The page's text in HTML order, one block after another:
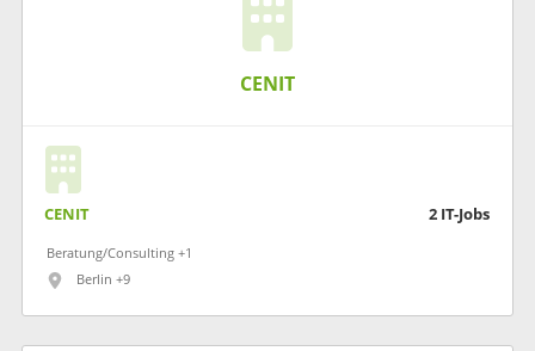
CENIT
CENIT 2 IT-Jobs
Beratung/Consulting +1
Berlin +9